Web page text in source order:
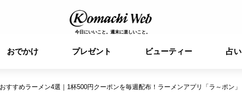
今日にいいこと。週末に楽しいこと。
おでかけ プレゼント ビューティー 占い
すすめラーメン4選｜1杯500円クーポンを毎週配布！ラーメンアプリ「ラ～ポン」